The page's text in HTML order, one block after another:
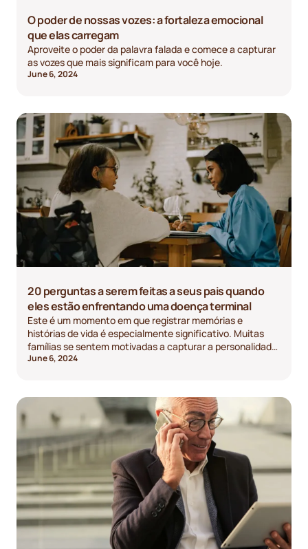
O poder de nossas vozes: a fortaleza emocional
que elas carregam
Aproveite o poder da palavra falada e comece a capturar
as vozes que mais significam para você hoje.
June 6, 2024
20 perguntas a serem feitas a seus pais quando
eles estão enfrentando uma doença terminal
Este é um momento em que registrar memórias e
histórias de vida é especialmente significativo. Muitas
famílias se sentem motivadas a capturar a personalidade
e a sabedoria de seu parente que está doente antes que
June 6, 2024